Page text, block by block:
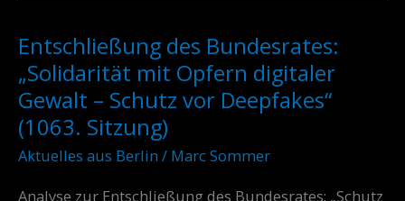
Entschließung des Bundesrates:
„Solidarität mit Opfern digitaler
Gewalt – Schutz vor Deepfakes“
(1063. Sitzung)
Aktuelles aus Berlin / Marc Sommer
Analyse zur Entschließung des Bundesrates: „Schutz
Entschließung
des
Bundesrates:
„Solidarität
mit
Opfern
digitaler